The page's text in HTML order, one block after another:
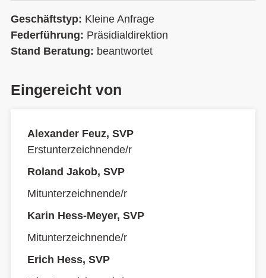
Geschäftstyp: Kleine Anfrage
Federführung: Präsidialdirektion
Stand Beratung: beantwortet
Eingereicht von
Alexander Feuz, SVP
Erstunterzeichnende/r
Roland Jakob, SVP
Mitunterzeichnende/r
Karin Hess-Meyer, SVP
Mitunterzeichnende/r
Erich Hess, SVP